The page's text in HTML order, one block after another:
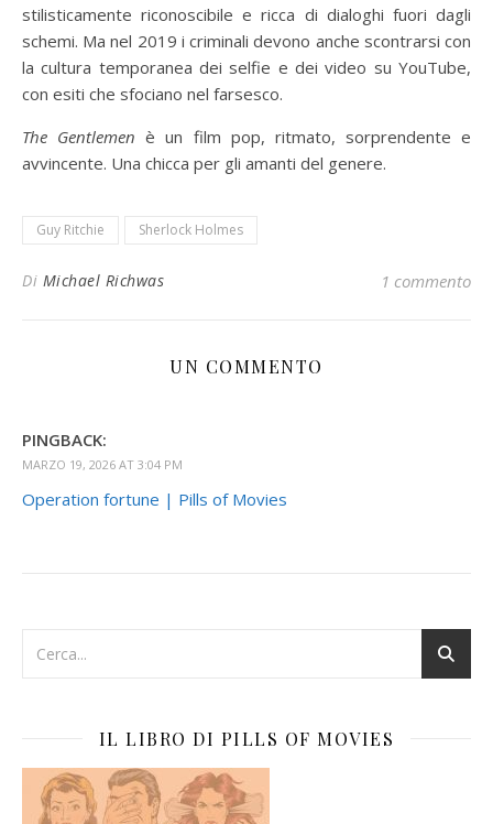
stilisticamente riconoscibile e ricca di dialoghi fuori dagli
schemi. Ma nel 2019 i criminali devono anche scontrarsi con
la cultura temporanea dei selfie e dei video su YouTube,
con esiti che sfociano nel farsesco.
The Gentlemenè un film pop, ritmato, sorprendente e
avvincente. Una chicca per gli amanti del genere.
Guy Ritchie Sherlock Holmes
Di Michael Richwas 1 commento
UN COMMENTO
PINGBACK:
MARZO 19, 2026 AT 3:04 PM
Operation fortune | Pills of Movies
IL LIBRO DI PILLS OF MOVIES